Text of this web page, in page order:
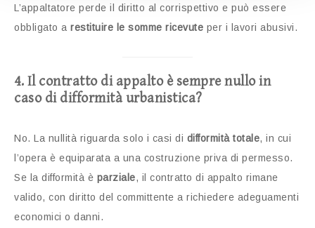
L’appaltatore perde il diritto al corrispettivo e può essere
obbligato a restituire le somme ricevute per i lavori abusivi.
4. Il contratto di appalto è sempre nullo in
caso di difformità urbanistica?
No. La nullità riguarda solo i casi di difformità totale, in cui
l’opera è equiparata a una costruzione priva di permesso.
Se la difformità è parziale, il contratto di appalto rimane
valido, con diritto del committente a richiedere adeguamenti
economici o danni.